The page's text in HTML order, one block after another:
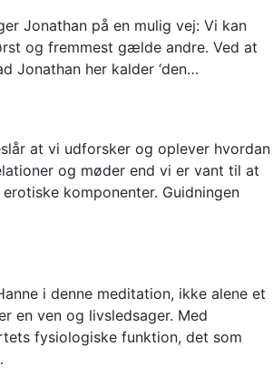
Jonathan på en mulig vej: Vi kan
og fremmest gælde andre. Ved at
Jonathan her kalder ‘den…
at vi udforsker og oplever hvordan
og møder end vi er vant til at
komponenter. Guidningen
i denne meditation, ikke alene et
en ven og livsledsager. Med
fysiologiske funktion, det som